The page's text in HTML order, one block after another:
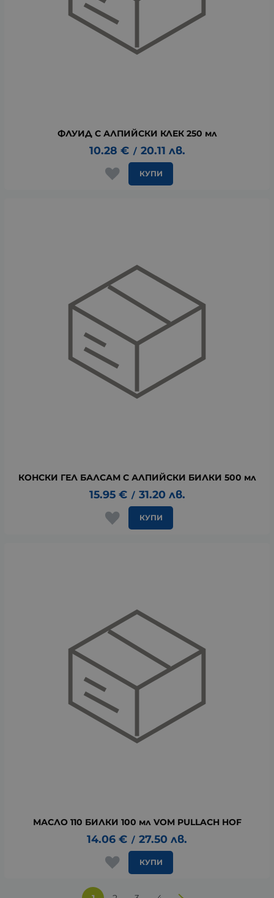
ФЛУИД С АЛПИЙСКИ КЛЕК 250 мл
10.28 € / 20.11 лв.
КУПИ
КОНСКИ ГЕЛ БАЛСАМ С АЛПИЙСКИ БИЛКИ 500 мл
15.95 € / 31.20 лв.
КУПИ
МАСЛО 110 БИЛКИ 100 мл VOM PULLACH HOF
14.06 € / 27.50 лв.
КУПИ